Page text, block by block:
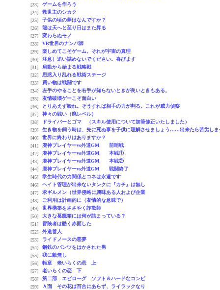
[23]
ゲームを作ろう
[24]
救世主のシカク
[25]
子供の頃の夢はなんですか？
[26]
龍は天へと至り日はまた昇る
[27]
変わらぬモノ
[28]
VR世界のナンパ師
[29]
楽しめてこそゲーム。それが宇宙の真理
[30]
注意）追い詰めないでください。喜びます
[31]
扇動から始まる戦略戦
[32]
思惑入り乱れる戦術ステージ
[33]
買い物は戦闘です
[34]
左手のやることを右手が知らないときが良いときもある。
[35]
友情破壊ゲーこそ面白い
[36]
とりあえず殴れ。そうすれば相手の力が判る。これが威力偵察
[37]
神々の戦い（廃レベル）
[38]
ドライバーとゴマ （スキル使用について加筆修正いたしました）
[39]
生き物を飼う時は、先に死ぬ事を子供に理解させましょう……出来たら苦労しま
[40]
世界に終わりはありますか？
[41]
廃神プレイヤーvs外道GM 前哨戦
[42]
廃神プレイヤーvs外道GM 本戦①
[43]
廃神プレイヤーvs外道GM 本戦②
[44]
廃神プレイヤーvs外道GM 戦闘終了
[45]
学生時代の力関係とコネは永遠です
[46]
ヘイト管理が出来ないタンクに『カチ』は無し
[47]
求ギルメン（世界侵略に興味ある人および企業
[48]
ご利用は計画的に（友情的な意味で）
[49]
世界構築をささやく詐欺師
[50]
大きな葛籠箱には何が詰まっている？
[51]
冒険者は酷く赤面した
[52]
外道善人
[53]
ライドノースの悪夢
[54]
鋼鉄のパンツをはかされた男
[55]
我に敵無し
[56]
転章 老いらくの恋 上
[57]
老いらくの恋 下
[58]
第二部 エピローグ ソフト＆ハードなコンビ
[59]
Ａ面 その花は百合にあらず、ライラックなり